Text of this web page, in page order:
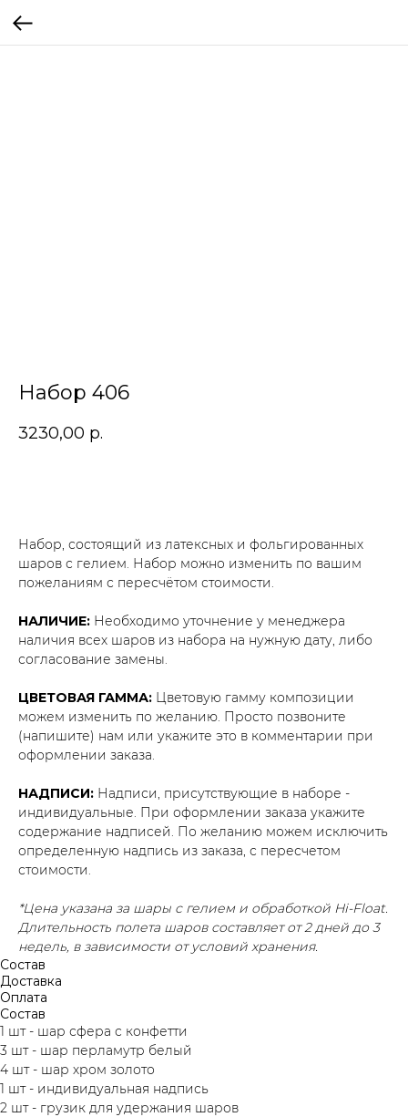
Набор 406
3230,00 р.
Набор, состоящий из латексных и фольгированных
шаров с гелием. Набор можно изменить по вашим
пожеланиям с пересчётом стоимости.
НАЛИЧИЕ: Необходимо уточнение у менеджера
наличия всех шаров из набора на нужную дату, либо
согласование замены.
ЦВЕТОВАЯ ГАММА: Цветовую гамму композиции
можем изменить по желанию. Просто позвоните
(напишите) нам или укажите это в комментарии при
оформлении заказа.
НАДПИСИ: Надписи, присутствующие в наборе -
индивидуальные. При оформлении заказа укажите
содержание надписей. По желанию можем исключить
определенную надпись из заказа, с пересчетом
стоимости.
*Цена указана за шары с гелием и обработкой Hi-Float.
Длительность полета шаров составляет от 2 дней до 3
недель, в зависимости от условий хранения.
Состав
Доставка
Оплата
Состав
1 шт - шар сфера с конфетти
3 шт - шар перламутр белый
4 шт - шар хром золото
1 шт - индивидуальная надпись
2 шт - грузик для удержания шаров